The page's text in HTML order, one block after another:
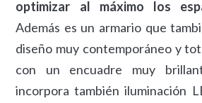
optimizar al máximo los
Además es un armario que
diseño muy contemporáneo y
con un encuadre muy
incorpora también iluminación